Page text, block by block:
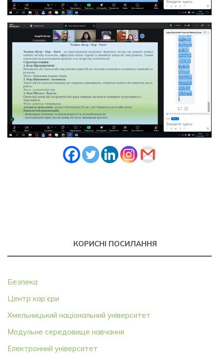
КОРИСНІ ПОСИЛАННЯ
Безпека
Центр кар’єри
Хмельницький національний університет
Модульне середовище навчання
Електронний університет